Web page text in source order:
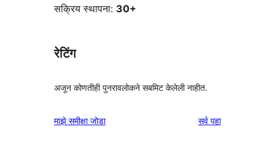
सक्रिय स्थापना: 30+
रेटिंग
अजून कोणतीही पुनरावलोकने सबमिट केलेली नाहीत.
माझे समीक्षा जोडा सर्वपुनरावलोकने
पहा